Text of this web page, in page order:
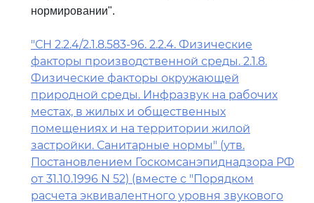
нормировании".
"СН 2.2.4/2.1.8.583-96. 2.2.4. Физические
факторы производственной среды. 2.1.8.
Физические факторы окружающей
природной среды. Инфразвук на рабочих
местах, в жилых и общественных
помещениях и на территории жилой
застройки. Санитарные нормы" (утв.
Постановлением Госкомсанэпиднадзора РФ
от 31.10.1996 N 52) (вместе с "Порядком
расчета эквивалентного уровня звукового